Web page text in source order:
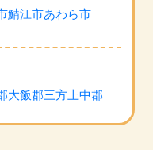
鯖江市あわら市
大飯郡三方上中郡